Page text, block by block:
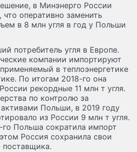
в Минэнерго России
оперативно заменить
в 8 млн угля в год у Польши
потребитель угля в Европе.
компании импортируют
в теплоэнергетике
По итогам 2018-го она
рекордные 11 млн т угля.
по контролю за
Польши, в 2019 году
из России 9 млн т угля.
Польша сократила импорт
Россия сохранила свои
поставщика.